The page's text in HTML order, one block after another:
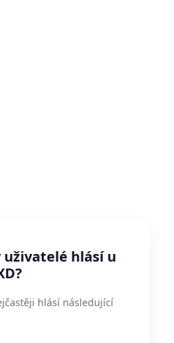
uživatelé hlásí u
hlásí následující